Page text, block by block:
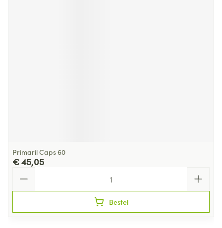
Primaril Caps 60
€ 45,05
Bestel